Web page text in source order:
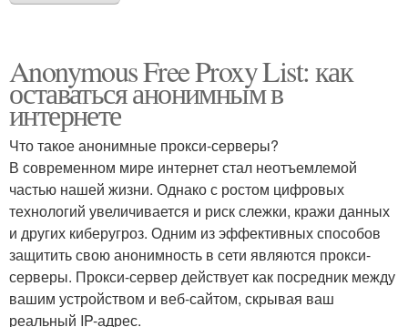
Anonymous Free Proxy List: как
оставаться анонимным в
интернете
Что такое анонимные прокси-серверы?
В современном мире интернет стал неотъемлемой
частью нашей жизни. Однако с ростом цифровых
технологий увеличивается и риск слежки, кражи данных
и других киберугроз. Одним из эффективных способов
защитить свою анонимность в сети являются прокси-
серверы. Прокси-сервер действует как посредник между
вашим устройством и веб-сайтом, скрывая ваш
реальный IP-адрес.